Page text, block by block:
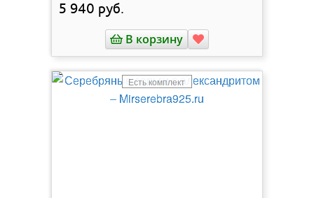
5 940 руб.
В корзину
Есть комплект